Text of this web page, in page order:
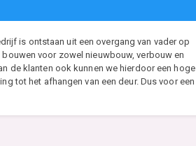
is ontstaan uit een overgang van vader op
voor zowel nieuwbouw, verbouw en
de klanten ook kunnen we hierdoor een hoge
tot het afhangen van een deur. Dus voor een